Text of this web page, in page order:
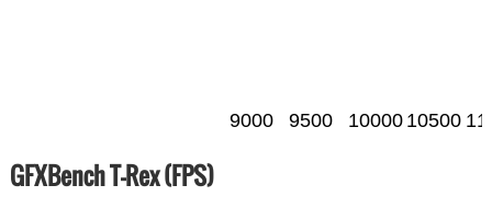
9000 9500 10000 10500
GFXBench T-Rex (FPS)